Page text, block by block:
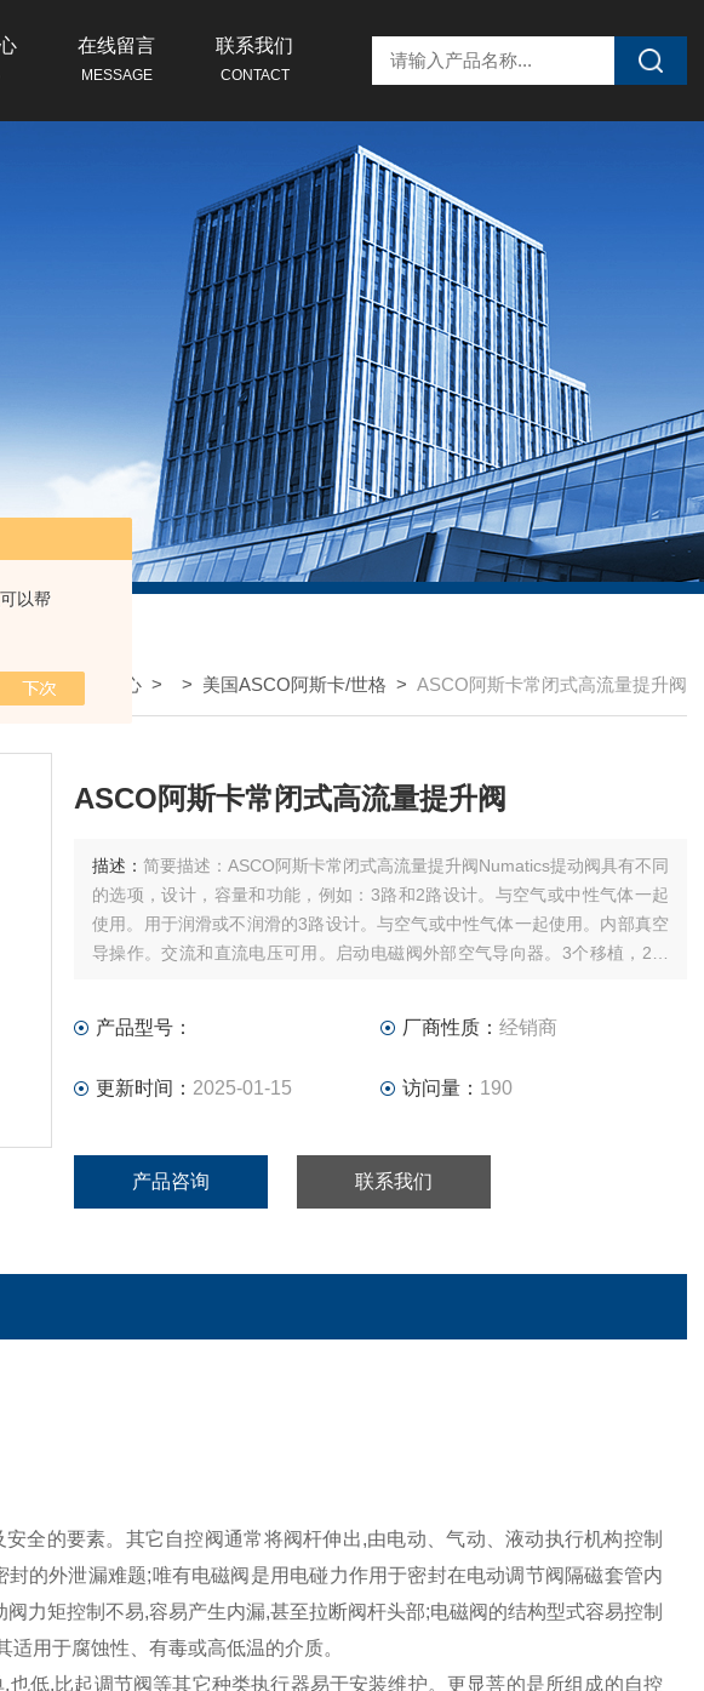
以帮
在线留言
MESSAGE
联系我们
CONTACT
首页> 产品中心 > > 美国ASCO阿斯卡/世格 > ASCO阿斯卡常闭式高流量提升阀
ASCO阿斯卡常闭式高流量提升阀
描述： 简要描述：ASCO阿斯卡常闭式高流量提升阀Numatics提动阀具有不同
的选项，设计，容量和功能，例如：3路和2路设计。与空气或中性气体一起
使用。用于润滑或不润滑的3路设计。与空气或中性气体一起使用。内部真空
导操作。交流和直流电压可用。启动电磁阀外部空气导向器。3个移植，2个
产品型号： 厂商性质： 经销商
更新时间： 2025-01-15 访问量： 190
产品咨询 联系我们
全的要素。其它自控阀通常将阀杆伸出,由电动、气动、液动执行机构控制
的外泄漏难题;唯有电磁阀是用电碰力作用于密封在电动调节阀隔磁套管内
力矩控制不易,容易产生内漏,甚至拉断阀杆头部;电磁阀的结构型式容易控制
用于腐蚀性、有毒或高低温的介质。
低,比起调节阀等其它种类执行器易于安装维护。更显菩的是所组成的自控